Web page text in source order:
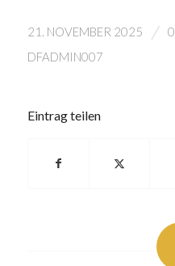
21. NOVEMBER 2025 /
DFADMIN007
Eintrag teilen